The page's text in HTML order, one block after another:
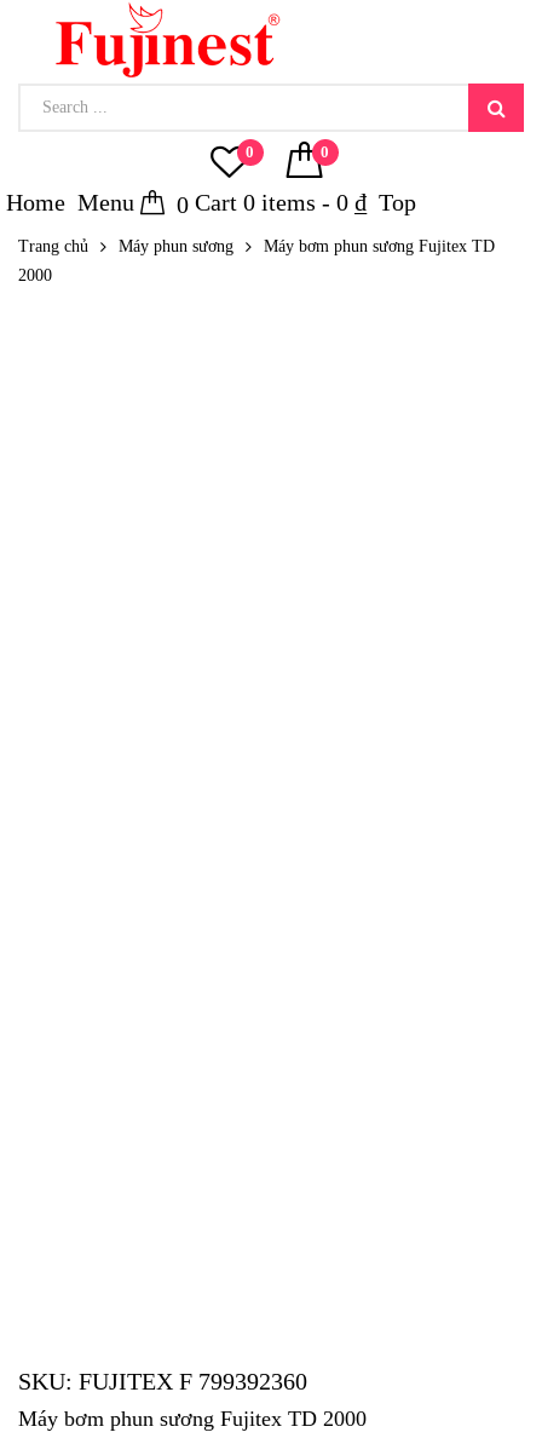
0 0
Home Menu 0 Cart 0 items - 0 ₫ Top
Trang chủ Máy phun sương
Máy bơm phun sương Fujitex TD
2000
SKU: FUJITEX F 799392360
Máy bơm phun sương Fujitex TD 2000